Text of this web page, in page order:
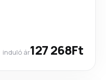
induló ár127 268Ft